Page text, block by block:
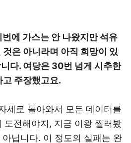
에 가스는 안 나왔지만 석유
은 아니라며 아직 희망이 있
다. 여당은 30번 넘게 시추한
고 주장했고요.
세로 돌아와서 모든 데이터를
도전해야지, 지금 이왕 찔러봤
닙니다. 이 정도의 실패는 완